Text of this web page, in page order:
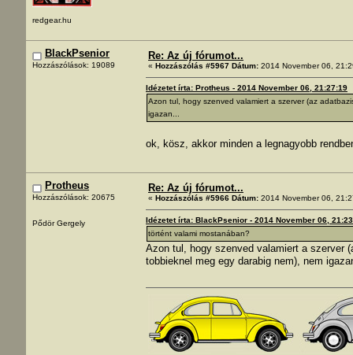
redgear.hu
BlackPsenior
Hozzászólások: 19089
Re: Az új fórumot...
« Hozzászólás #5967 Dátum: 2014 November 06,
Idézetet írta: Protheus - 2014 November 06, 21:27:19
Azon tul, hogy szenved valamiert a szerver (az
igazan...
ok, kösz, akkor minden a legnagyobb
Protheus
Hozzászólások: 20675
Pődör Gergely
Re: Az új fórumot...
« Hozzászólás #5966 Dátum: 2014 November 06,
Idézetet írta: BlackPsenior - 2014 November 06,
történt valami mostanában?
Azon tul, hogy szenved valamiert a szerver
tobbieknel meg egy darabig nem), nem